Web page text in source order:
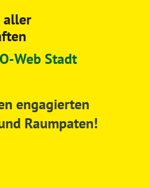
aller
Web Stadt
engagierten
Raumpaten!